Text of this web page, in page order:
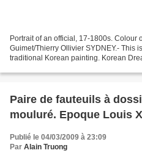
Portrait of an official, 17-1800s. Colour
Guimet/Thierry Ollivier SYDNEY.- This
traditional Korean painting. Korean
Paire de fauteuils à
mouluré. Epoque Louis
Publié le 04/03/2009 à 23:09
Par Alain Truong